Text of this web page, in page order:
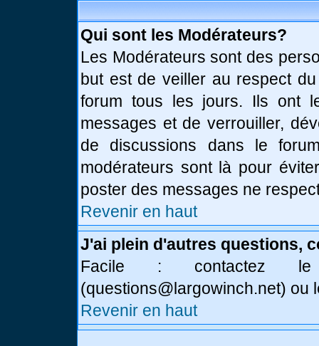
Qui sont les Modérateurs?
Les Modérateurs sont des
but est de veiller au respect
forum tous les jours. Ils ont
messages et de verrouiller,
de discussions dans le
modérateurs sont là pour
poster des messages ne
Revenir en haut
J'ai plein d'autres questions,
Facile : contactez
(questions@largowinch.net) ou
Revenir en haut